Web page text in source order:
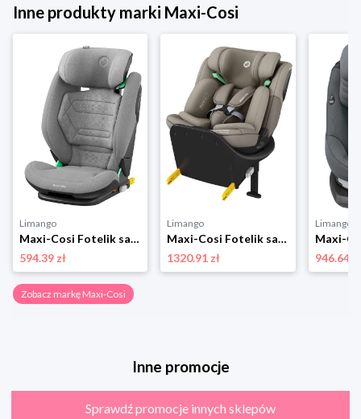
Inne produkty marki Maxi-Cosi
Limango
Maxi-Cosi Fotelik samochodowy "RodiFix Pro i-size" w kolorze szarym - grupa 2/3 rozmiar: onesize
594.39 zł
Limango
Maxi-Cosi Fotelik samochodowy "Emerald 360 S" w kolorze beżowym - grupa 0/1/2/3 rozmiar: onesize
1320.91 zł
Limango
946.64 zł
Zobacz markę Maxi-Cosi
Inne promocje
Sprawdź promocje innych sklepów